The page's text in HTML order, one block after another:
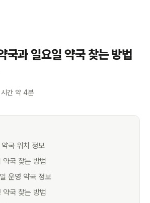
국과 일요일 약국 찾는 방법
시간 약 4분
국 위치 정보
국 찾는 방법
운영 약국 정보
약국 찾는 방법